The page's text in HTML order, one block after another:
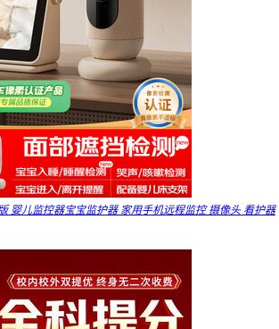
婴儿监控器宝宝监护器 家用手机远程监控 摄像头 看护器